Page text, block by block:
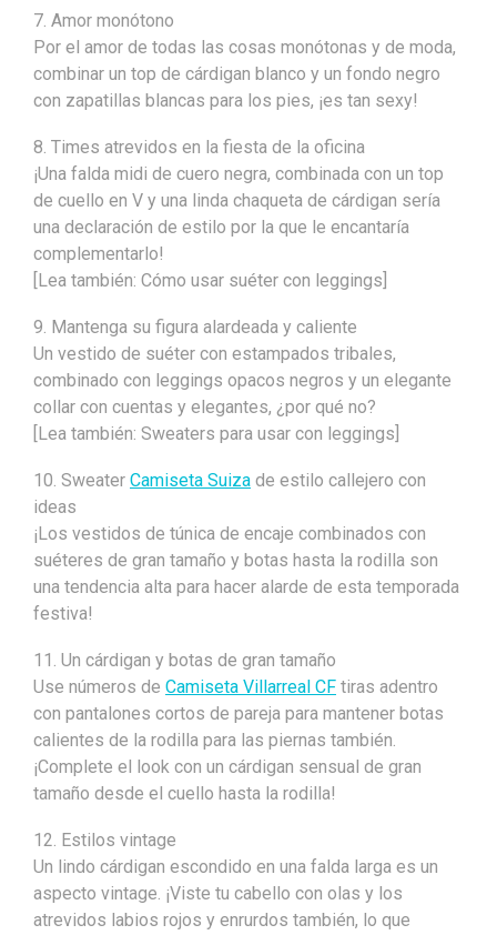
7. Amor monótono
Por el amor de todas las cosas monótonas y de moda,
combinar un top de cárdigan blanco y un fondo negro
con zapatillas blancas para los pies, ¡es tan sexy!
8. Times atrevidos en la fiesta de la oficina
¡Una falda midi de cuero negra, combinada con un top
de cuello en V y una linda chaqueta de cárdigan sería
una declaración de estilo por la que le encantaría
complementarlo!
[Lea también: Cómo usar suéter con leggings]
9. Mantenga su figura alardeada y caliente
Un vestido de suéter con estampados tribales,
combinado con leggings opacos negros y un elegante
collar con cuentas y elegantes, ¿por qué no?
[Lea también: Sweaters para usar con leggings]
10. Sweater Camiseta Suiza de estilo callejero con
ideas
¡Los vestidos de túnica de encaje combinados con
suéteres de gran tamaño y botas hasta la rodilla son
una tendencia alta para hacer alarde de esta temporada
festiva!
11. Un cárdigan y botas de gran tamaño
Use números de Camiseta Villarreal CF tiras adentro
con pantalones cortos de pareja para mantener botas
calientes de la rodilla para las piernas también.
¡Complete el look con un cárdigan sensual de gran
tamaño desde el cuello hasta la rodilla!
12. Estilos vintage
Un lindo cárdigan escondido en una falda larga es un
aspecto vintage. ¡Viste tu cabello con olas y los
atrevidos labios rojos y enrurdos también, lo que